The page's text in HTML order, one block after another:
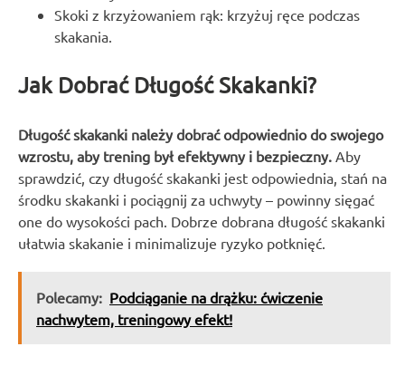
Skoki z krzyżowaniem rąk: krzyżuj ręce podczas
skakania.
Jak Dobrać Długość Skakanki?
Długość skakanki należy dobrać odpowiednio do swojego
wzrostu, aby trening był efektywny i bezpieczny. Aby
sprawdzić, czy długość skakanki jest odpowiednia, stań na
środku skakanki i pociągnij za uchwyty – powinny sięgać
one do wysokości pach. Dobrze dobrana długość skakanki
ułatwia skakanie i minimalizuje ryzyko potknięć.
Polecamy: Podciąganie na drążku: ćwiczenie
nachwytem, treningowy efekt!